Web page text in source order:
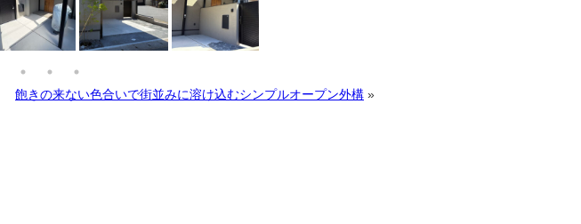
飽きの来ない色合いで街並みに溶け込むシンプルオープン外構 »